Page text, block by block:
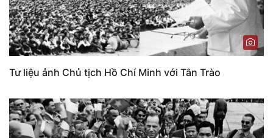
Tư liệu ảnh Chủ tịch Hồ Chí Minh với Tân Trào